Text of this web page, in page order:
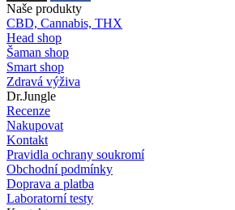
Naše produkty
CBD, Cannabis, THX
Head shop
Šaman shop
Smart shop
Zdravá výživa
Dr.Jungle
Recenze
Nakupovat
Kontakt
Pravidla ochrany soukromí
Obchodní podmínky
Doprava a platba
Laboratorní testy